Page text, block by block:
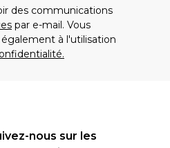
des communications
par e-mail. Vous
à l'utilisation
nous sur les